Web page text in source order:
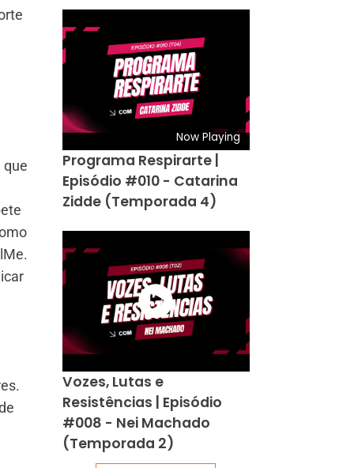
que
Now Playing
Programa Respirarte |
Episódio #010 - Catarina
Zidde (Temporada 4)
Vozes, Lutas e
Resistências | Episódio
#008 - Nei Machado
(Temporada 2)